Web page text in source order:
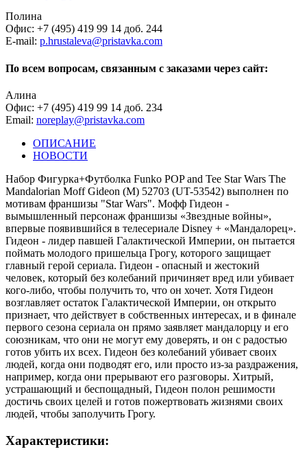
Полина
Офис: +7 (495) 419 99 14 доб. 244
E-mail: p.hrustaleva@pristavka.com
По всем вопросам, связанным с заказами через сайт:
Алина
Офис: +7 (495) 419 99 14 доб. 234
Email: noreplay@pristavka.com
ОПИСАНИЕ
НОВОСТИ
Набор Фигурка+Футболка Funko POP and Tee Star Wars The
Mandalorian Moff Gideon (M) 52703 (UT-53542) выполнен по
мотивам франшизы "Star Wars". Мофф Гидеон -
вымышленный персонаж франшизы «Звездные войны»,
впервые появившийся в телесериале Disney + «Мандалорец».
Гидеон - лидер павшей Галактической Империи, он пытается
поймать молодого пришельца Грогу, которого защищает
главный герой сериала. Гидеон - опасный и жестокий
человек, который без колебаний причиняет вред или убивает
кого-либо, чтобы получить то, что он хочет. Хотя Гидеон
возглавляет остаток Галактической Империи, он открыто
признает, что действует в собственных интересах, и в финале
первого сезона сериала он прямо заявляет мандалорцу и его
союзникам, что они не могут ему доверять, и он с радостью
готов убить их всех. Гидеон без колебаний убивает своих
людей, когда они подводят его, или просто из-за раздражения,
например, когда они прерывают его разговоры. Хитрый,
устрашающий и беспощадный, Гидеон полон решимости
достичь своих целей и готов пожертвовать жизнями своих
людей, чтобы заполучить Грогу.
Характеристики: